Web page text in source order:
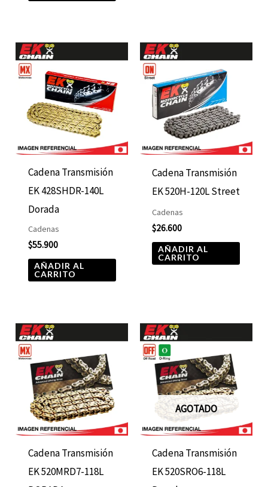
Cadena Transmisión
EK 428SHDR-140L
Dorada
Cadenas
$55.900
AÑADIR AL
CARRITO
Cadena Transmisión
EK 520H-120L Street
Cadenas
$26.600
AÑADIR AL
CARRITO
Cadena Transmisión
EK 520MRD7-118L
AGOTADO
Cadena Transmisión
EK 520SRO6-118L